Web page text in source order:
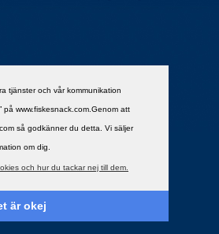
tjänster och vår kommunikation
på www.fiskesnack.com.Genom att
så godkänner du detta. Vi säljer
om dig.
och hur du tackar nej till dem.
är okej